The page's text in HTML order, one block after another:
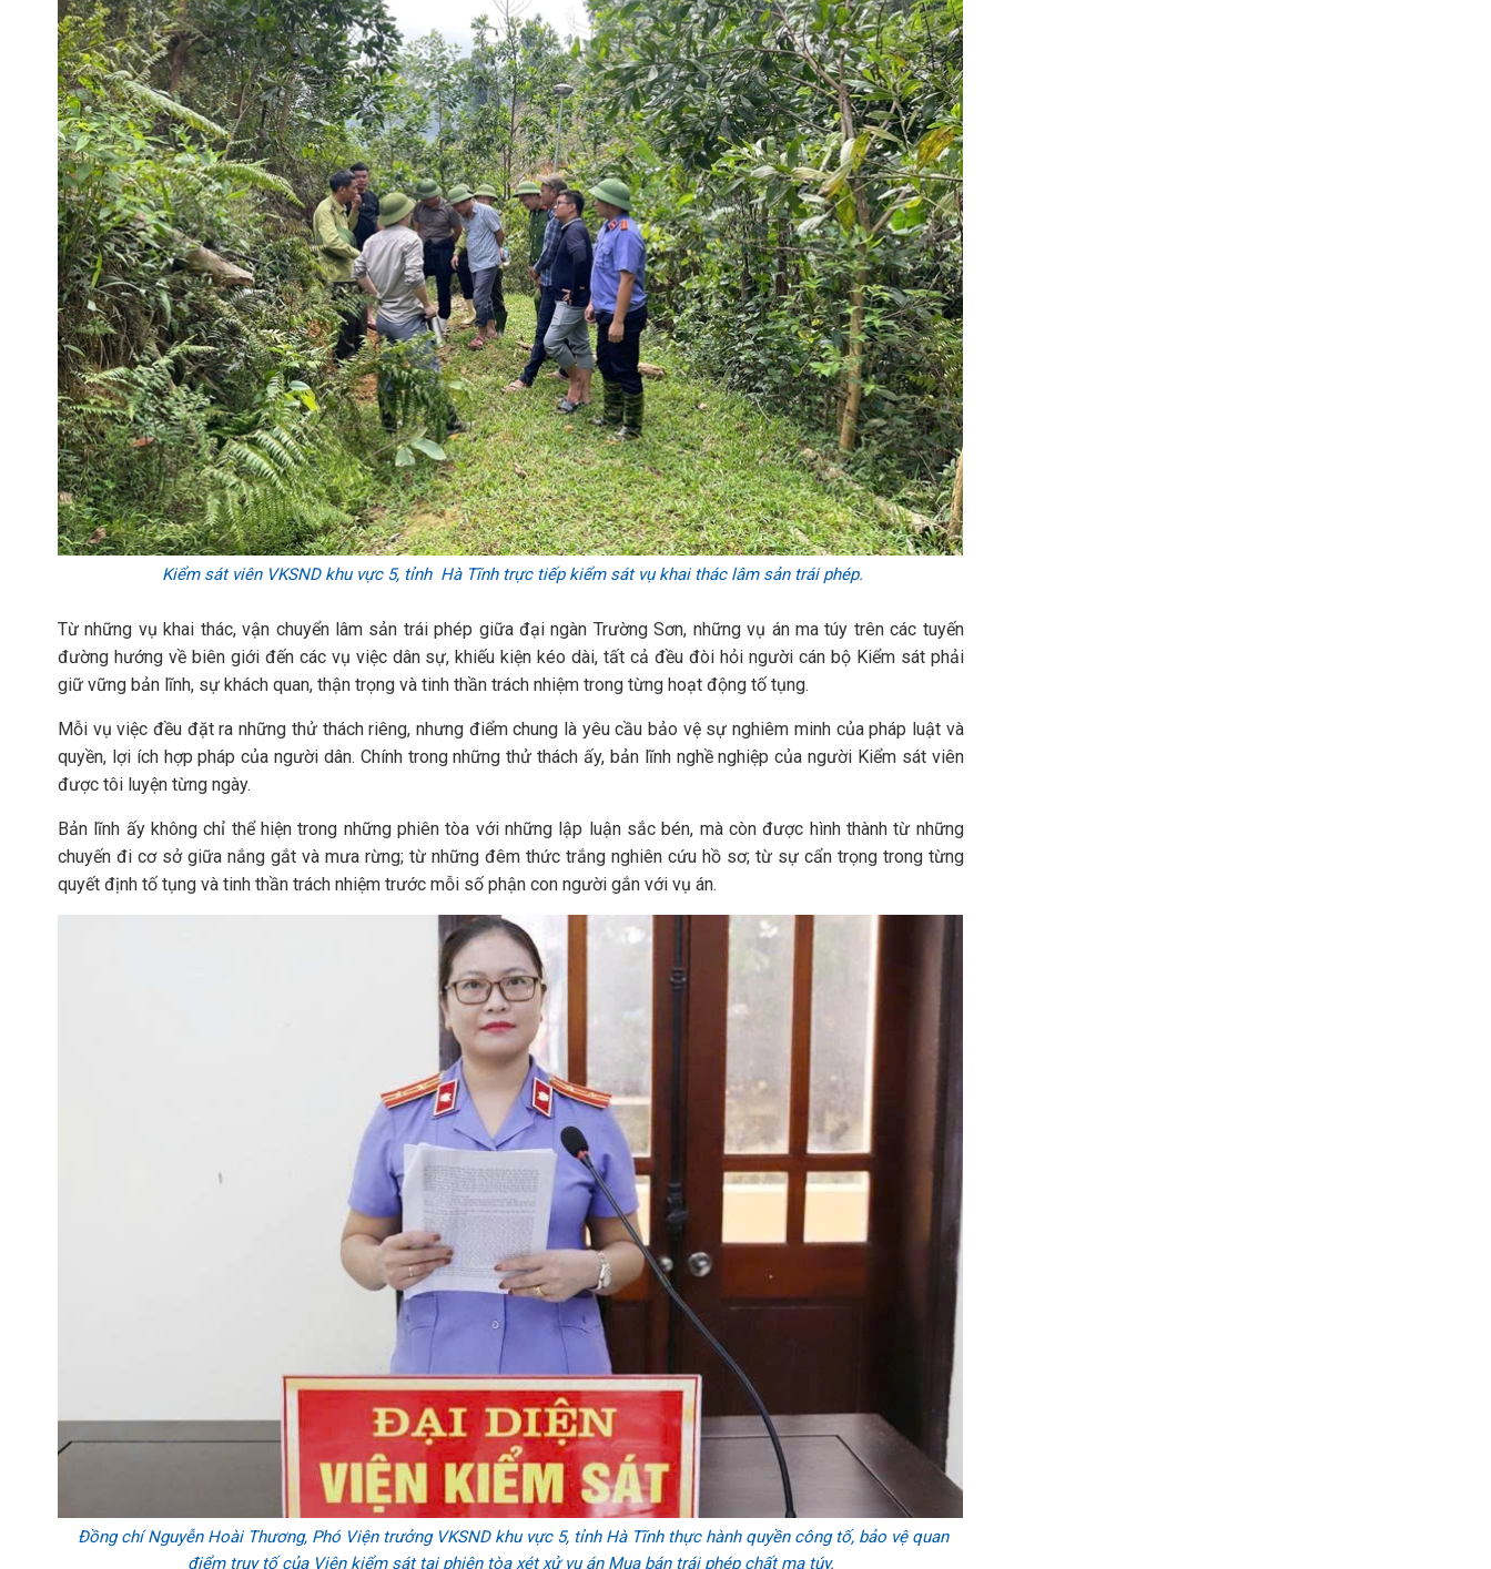
Kiểm sát viên VKSND khu vực 5, tỉnh Hà Tĩnh trực tiếp kiểm sát vụ khai thác lâm sản trái phép.
Từ những vụ khai thác, vận chuyển lâm sản trái phép giữa đại ngàn Trường Sơn, những vụ án ma túy trên các tuyến
đường hướng về biên giới đến các vụ việc dân sự, khiếu kiện kéo dài, tất cả đều đòi hỏi người cán bộ Kiểm sát phải
giữ vững bản lĩnh, sự khách quan, thận trọng và tinh thần trách nhiệm trong từng hoạt động tố tụng.
Mỗi vụ việc đều đặt ra những thử thách riêng, nhưng điểm chung là yêu cầu bảo vệ sự nghiêm minh của pháp luật và
quyền, lợi ích hợp pháp của người dân. Chính trong những thử thách ấy, bản lĩnh nghề nghiệp của người Kiểm sát viên
được tôi luyện từng ngày.
Bản lĩnh ấy không chỉ thể hiện trong những phiên tòa với những lập luận sắc bén, mà còn được hình thành từ những
chuyến đi cơ sở giữa nắng gắt và mưa rừng; từ những đêm thức trắng nghiên cứu hồ sơ; từ sự cẩn trọng trong từng
quyết định tố tụng và tinh thần trách nhiệm trước mỗi số phận con người gắn với vụ án.
Đồng chí Nguyễn Hoài Thương, Phó Viện trưởng VKSND khu vực 5, tỉnh Hà Tĩnh thực hành quyền công tố, bảo vệ quan
điểm truy tố của Viện kiểm sát tại phiên tòa xét xử vụ án Mua bán trái phép chất ma túy.